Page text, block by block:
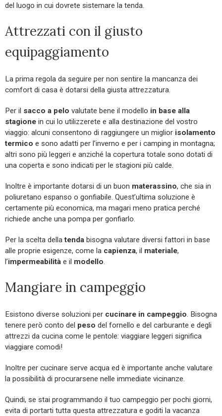
del luogo in cui dovrete sistemare la tenda.
Attrezzati con il giusto
equipaggiamento
La prima regola da seguire per non sentire la mancanza dei
comfort di casa è dotarsi della giusta attrezzatura.
Per il sacco a pelo valutate bene il modello in base alla
stagione in cui lo utilizzerete e alla destinazione del vostro
viaggio: alcuni consentono di raggiungere un miglior isolamento
termico e sono adatti per l’inverno e per i camping in montagna;
altri sono più leggeri e anziché la copertura totale sono dotati di
una coperta e sono indicati per le stagioni più calde.
Inoltre è importante dotarsi di un buon materassino, che sia in
poliuretano espanso o gonfiabile. Quest’ultima soluzione è
certamente più economica, ma magari meno pratica perché
richiede anche una pompa per gonfiarlo.
Per la scelta dellatenda bisogna valutare diversi fattori in base
alle proprie esigenze, come la capienza, il materiale,
l’impermeabilità e il modello.
Mangiare in campeggio
Esistono diverse soluzioni per cucinare in campeggio. Bisogna
tenere però conto del peso del fornello e del carburante e degli
attrezzi da cucina come le pentole: viaggiare leggeri significa
viaggiare comodi!
Inoltre per cucinare serve acqua ed è importante anche valutare
la possibilità di procurarsene nelle immediate vicinanze.
Quindi, se stai programmando il tuo campeggio per pochi giorni,
evita di portarti tutta questa attrezzatura e goditi la vacanza